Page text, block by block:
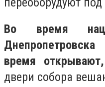
Во время
время открывают,
двери собора